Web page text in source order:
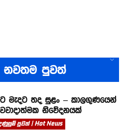
නවතම පුවත්
මැදට තද සුළං – කාලගුණයෙන්
නිවේදනයක්
පුවත් | Hot News